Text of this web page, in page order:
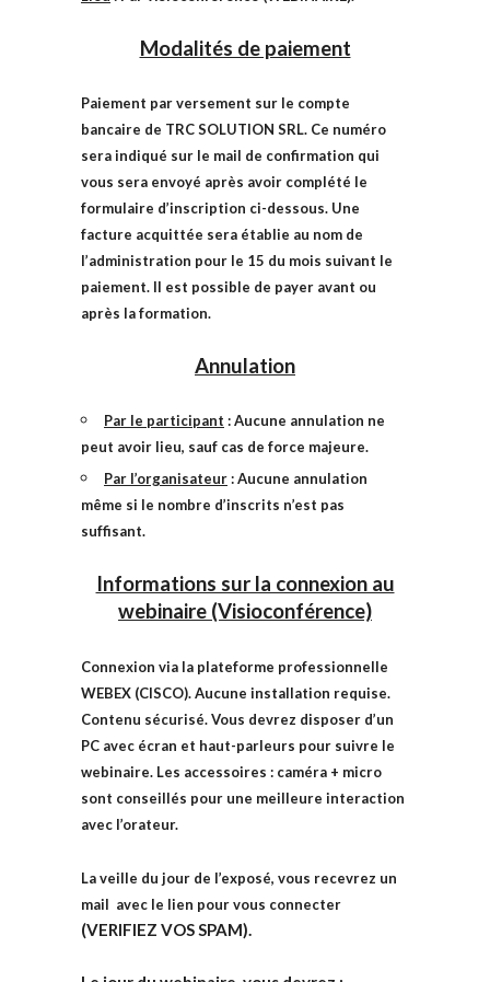
Modalités de paiement
Paiement par versement sur le compte
bancaire de TRC SOLUTION SRL. Ce numéro
sera indiqué sur le mail de confirmation qui
vous sera envoyé après avoir complété le
formulaire d’inscription ci-dessous. Une
facture acquittée sera établie au nom de
l’administration pour le 15 du mois suivant le
paiement. Il est possible de payer avant ou
après la formation.
Annulation
Par le participant : Aucune annulation ne
peut avoir lieu, sauf cas de force majeure.
Par l’organisateur: Aucune annulation
même si le nombre d’inscrits n’est pas
suffisant.
Informations sur la connexion au
webinaire (Visioconférence)
Connexion via la plateforme professionnelle
WEBEX (CISCO). Aucune installation requise.
Contenu sécurisé. Vous devrez disposer d’un
PC avec écran et haut-parleurs pour suivre le
webinaire. Les accessoires : caméra + micro
sont conseillés pour une meilleure interaction
avec l’orateur.
La veille du jour de l’exposé, vous recevrez un
mail avec le lien pour vous connecter
(VERIFIEZ VOS SPAM).